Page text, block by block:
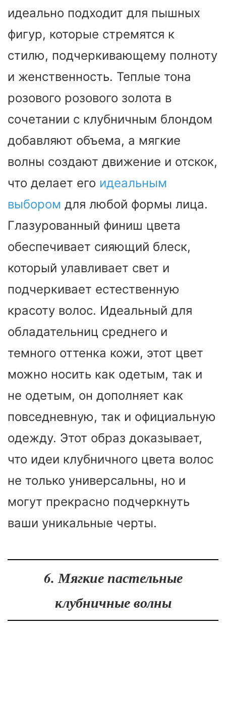
идеально подходит для пышных
фигур, которые стремятся к
стилю, подчеркивающему полноту
и женственность. Теплые тона
розового розового золота в
сочетании с клубничным блондом
добавляют объема, а мягкие
волны создают движение и отскок,
что делает его идеальным
выбором для любой формы лица.
Глазурованный финиш цвета
обеспечивает сияющий блеск,
который улавливает свет и
подчеркивает естественную
красоту волос. Идеальный для
обладательниц среднего и
темного оттенка кожи, этот цвет
можно носить как одетым, так и
не одетым, он дополняет как
повседневную, так и официальную
одежду. Этот образ доказывает,
что идеи клубничного цвета волос
не только универсальны, но и
могут прекрасно подчеркнуть
ваши уникальные черты.
6. Мягкие пастельные
клубничные волны